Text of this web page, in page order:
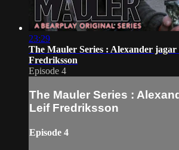
23:29
The Mauler Series : Alexander
Fredriksson
Episode 4
The Mauler Series :
Leif Fredriksson
Episode 4